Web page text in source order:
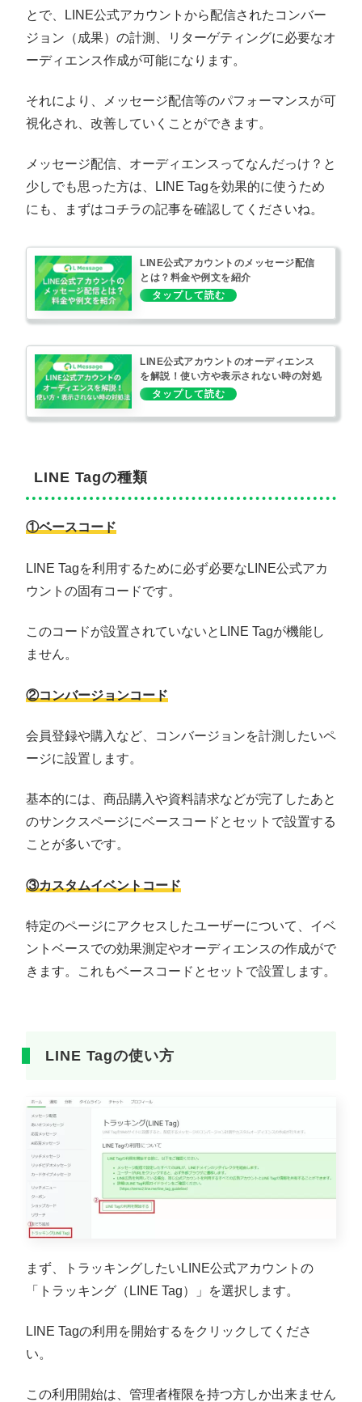
とで、LINE公式アカウントから配信されたコンバー
ジョン（成果）の計測、リターゲティングに必要なオ
ーディエンス作成が可能になります。
それにより、メッセージ配信等のパフォーマンスが可
視化され、改善していくことができます。
メッセージ配信、オーディエンスってなんだっけ？と
少しでも思った方は、LINE Tagを効果的に使うため
にも、まずはコチラの記事を確認してくださいね。
LINE公式アカウントのメッセージ配信
とは？料金や例文を紹介
LINE公式アカウントのオーディエンス
を解説！使い方や表示されない時の対処
法もご紹介
LINE Tagの種類
①ベースコード
LINE Tagを利用するために必ず必要なLINE公式アカ
ウントの固有コードです。
このコードが設置されていないとLINE Tagが機能し
ません。
②コンバージョンコード
会員登録や購入など、コンバージョンを計測したいペ
ージに設置します。
基本的には、商品購入や資料請求などが完了したあと
のサンクスページにベースコードとセットで設置する
ことが多いです。
③カスタムイベントコード
特定のページにアクセスしたユーザーについて、イベ
ントベースでの効果測定やオーディエンスの作成がで
きます。これもベースコードとセットで設置します。
LINE Tagの使い方
まず、トラッキングしたいLINE公式アカウントの
「トラッキング（LINE Tag）」を選択します。
LINE Tagの利用を開始するをクリックしてくださ
い。
この利用開始は、管理者権限を持つ方しか出来ません